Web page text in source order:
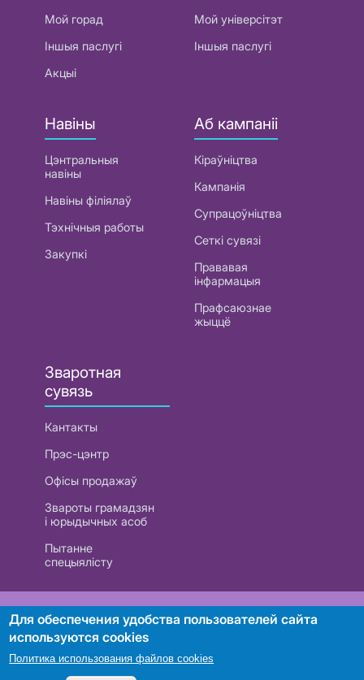
Мой горад
Іншыя паслугі
Акцыі
Мой універсітэт
Іншыя паслугі
Навіны
Цэнтральныя
навіны
Навіны філіялаў
Тэхнічныя работы
Закупкі
Аб кампаніі
Кіраўніцтва
Кампанія
Супрацоўніцтва
Сеткі сувязі
Прававая
інфармацыя
Прафсаюзнае
жыццё
Зваротная
сувязь
Кантакты
Прэс-цэнтр
Офісы продажаў
Звароты грамадзян
і юрыдычных асоб
Пытанне
спецыялісту
РУП «Белтэлекам». УНП 101007741
Для обеспечения удобства пользователей сайта
используются cookies
Политика использования файлов cookies